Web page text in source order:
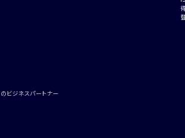
ビジネスパートナー